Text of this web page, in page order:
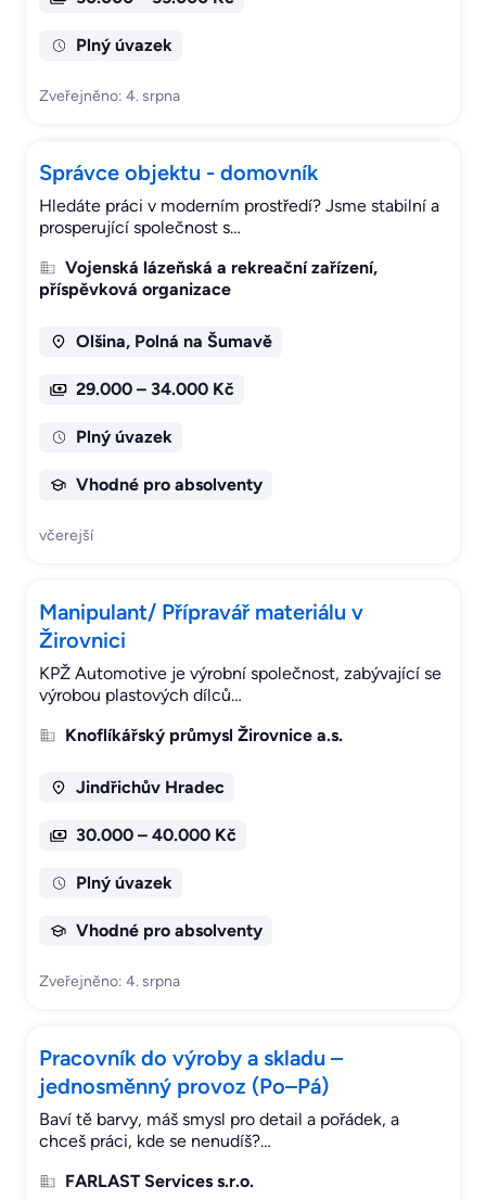
Plný úvazek
Zveřejněno: 4. srpna
Správce objektu - domovník
Hledáte práci v moderním prostředí? Jsme stabilní a
prosperující společnost s…
Vojenská lázeňská a rekreační zařízení,
příspěvková organizace
Olšina, Polná na Šumavě
29.000 – 34.000 Kč
Plný úvazek
Vhodné pro absolventy
včerejší
Manipulant/ Přípravář materiálu v
Žirovnici
KPŽ Automotive je výrobní společnost, zabývající se
výrobou plastových dílců…
Knoflíkářský průmysl Žirovnice a.s.
Jindřichův Hradec
30.000 – 40.000 Kč
Plný úvazek
Vhodné pro absolventy
Zveřejněno: 4. srpna
Pracovník do výroby a skladu –
jednosměnný provoz (Po–Pá)
Baví tě barvy, máš smysl pro detail a pořádek, a
chceš práci, kde se nenudíš?…
FARLAST Services s.r.o.